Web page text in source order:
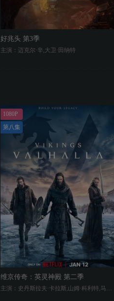
好兆头 第3季
主演：迈克尔·辛,大卫·田纳特
1080P
第八集
维京传奇：英灵神殿 第二季
主演：史丹斯拉夫·卡拉斯,山姆·科利特,马辛·多洛辛斯基,Maria Guiver,弗丽达·古斯塔夫松,布莱德利·詹姆斯,约翰内斯·豪克尔·约翰内森,Hayat Kamille,索菲娅·莱贝德娃,弗罗里安·穆特鲁,Tolga Safer,里奥·苏特